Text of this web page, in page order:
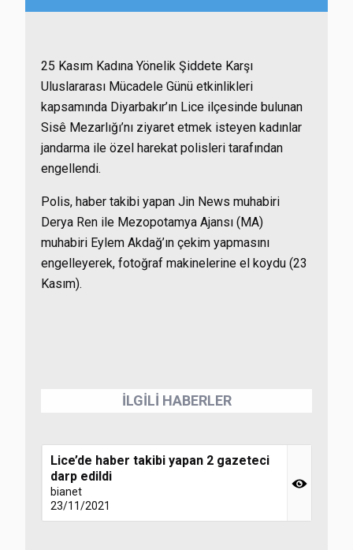
25 Kasım Kadına Yönelik Şiddete Karşı
Uluslararası Mücadele Günü etkinlikleri
kapsamında Diyarbakır’ın Lice ilçesinde bulunan
Sisê Mezarlığı’nı ziyaret etmek isteyen kadınlar
jandarma ile özel harekat polisleri tarafından
engellendi.
Polis, haber takibi yapan Jin News muhabiri
Derya Ren ile Mezopotamya Ajansı (MA)
muhabiri Eylem Akdağ’ın çekim yapmasını
engelleyerek, fotoğraf makinelerine el koydu (23
Kasım).
İLGİLİ HABERLER
Lice’de haber takibi yapan 2 gazeteci
darp edildi
bianet
23/11/2021